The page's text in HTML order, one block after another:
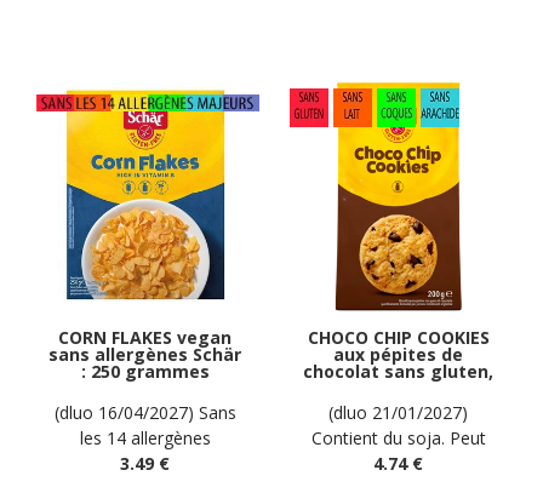
CORN FLAKES vegan
sans allergènes Schär
: 250 grammes
(dluo 16/04/2027) Sans
les 14 allergènes
majeurs
3.49 €
CHOCO CHIP COOKIES
aux pépites de
chocolat sans gluten,
sans lait, sans coque,
sans arachide Schar :
200g
(dluo 21/01/2027)
Contient du soja. Peut
contenir des traces
4.74 €